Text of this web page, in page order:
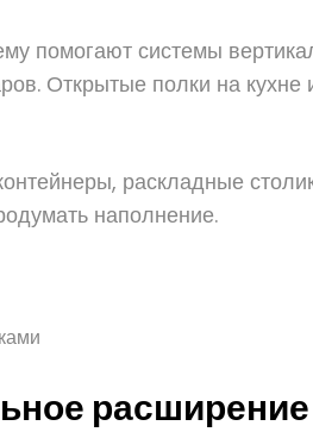
помогают системы
Открытые полки на
раскладные
наполнение.